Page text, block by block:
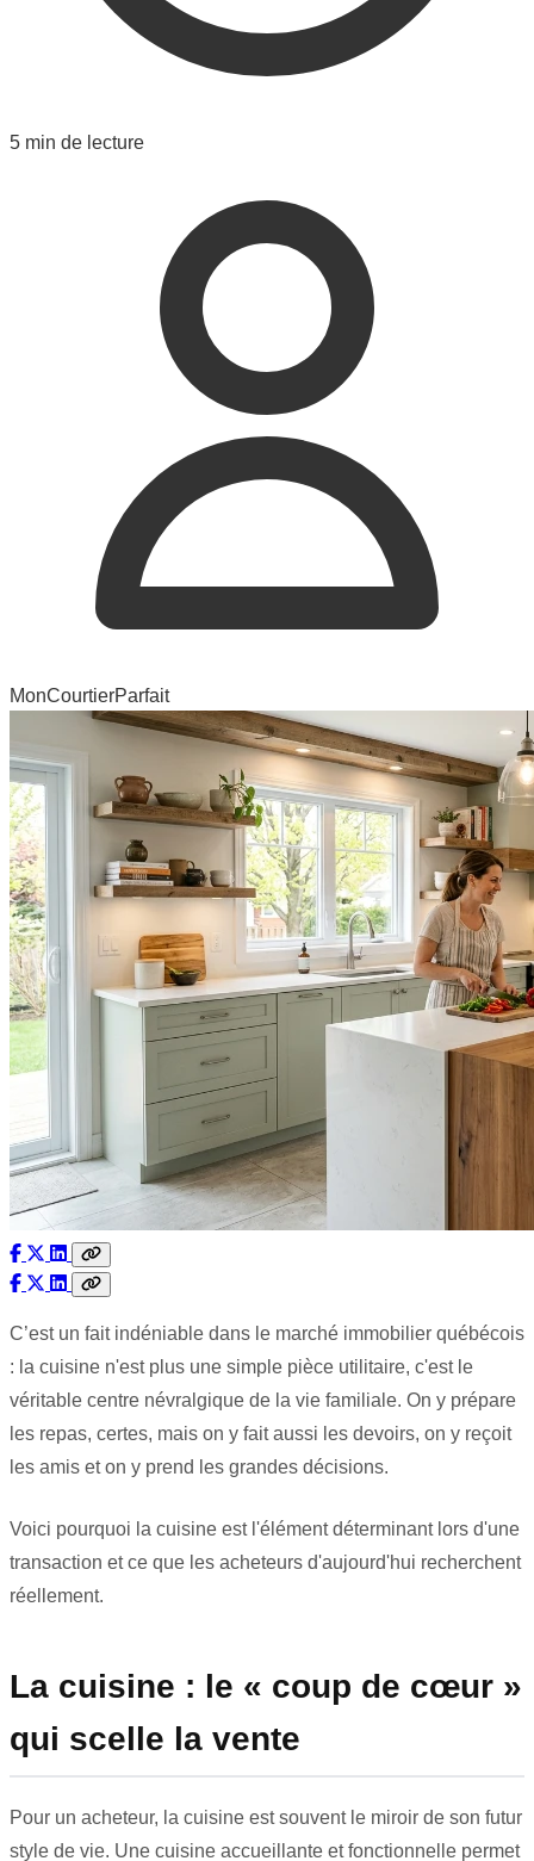
5 min de lecture
MonCourtierParfait
C’est un fait indéniable dans le marché immobilier québécois
: la cuisine n'est plus une simple pièce utilitaire, c'est le
véritable centre névralgique de la vie familiale. On y prépare
les repas, certes, mais on y fait aussi les devoirs, on y reçoit
les amis et on y prend les grandes décisions.
Voici pourquoi la cuisine est l'élément déterminant lors d'une
transaction et ce que les acheteurs d'aujourd'hui recherchent
réellement.
La cuisine : le « coup de cœur »
qui scelle la vente
Pour un acheteur, la cuisine est souvent le miroir de son futur
style de vie. Une cuisine accueillante et fonctionnelle permet